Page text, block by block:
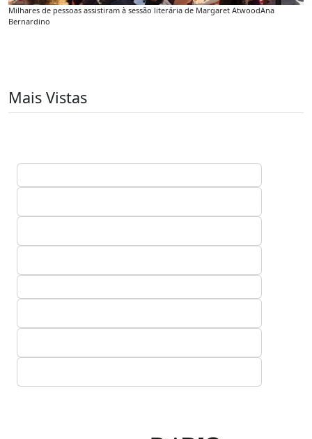
Milhares de pessoas assistiram à sessão literária de Margaret AtwoodAna
Bernardino
Mais Vistas